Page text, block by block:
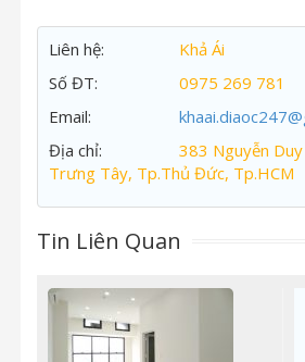
Liên hệ:
Khả Ái
Số ĐT:
0975 269 781
Email:
Địa chỉ:
383 Nguyễn
Trưng Tây, Tp.Thủ Đức, Tp.HCM
Tin Liên Quan